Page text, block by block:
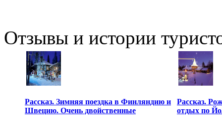
Отзывы и истории
Рассказ. Зимняя поездка в Финляндию и
Швецию. Очень двойственные
Рассказ.
отдых по